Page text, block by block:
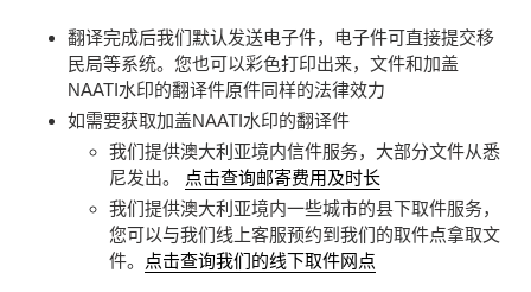
翻译完成后我们默认发送电子件，电子件可直接提交移
民局等系统。您也可以彩色打印出来，文件和加盖
NAATI水印的翻译件原件同样的法律效力
如需要获取加盖NAATI水印的翻译件
我们提供澳大利亚境内信件服务，大部分文件从悉
尼发出。
点击查询邮寄费用及时长
我们提供澳大利亚境内一些城市的县下取件服务，
您可以与我们线上客服预约到我们的取件点拿取文
件。
点击查询我们的线下取件网点